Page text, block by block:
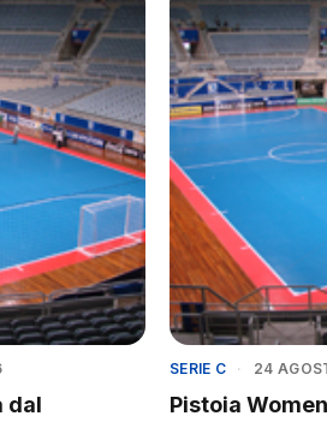
dal
SERIE C · 24
Pistoia